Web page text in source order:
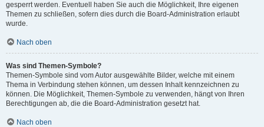
gesperrt werden. Eventuell haben Sie auch die Möglichkeit, Ihre eigenen
Themen zu schließen, sofern dies durch die Board-Administration erlaubt
wurde.
Nach oben
Was sind Themen-Symbole?
Themen-Symbole sind vom Autor ausgewählte Bilder, welche mit einem
Thema in Verbindung stehen können, um dessen Inhalt kennzeichnen zu
können. Die Möglichkeit, Themen-Symbole zu verwenden, hängt von Ihren
Berechtigungen ab, die die Board-Administration gesetzt hat.
Nach oben